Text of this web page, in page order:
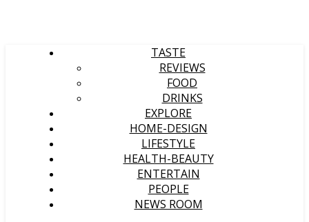
TASTE
REVIEWS
FOOD
DRINKS
EXPLORE
HOME-DESIGN
LIFESTYLE
HEALTH-BEAUTY
ENTERTAIN
PEOPLE
NEWS ROOM